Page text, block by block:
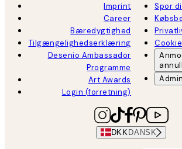
Imprint
Career
Bæredygtighed
Tilgængelighedserklæring
Desenio Ambassador
Programme
Art Awards
Login (forretning)
Spor
DKK DANSK